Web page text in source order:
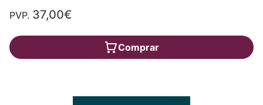
PVP. 37,00€
Comprar